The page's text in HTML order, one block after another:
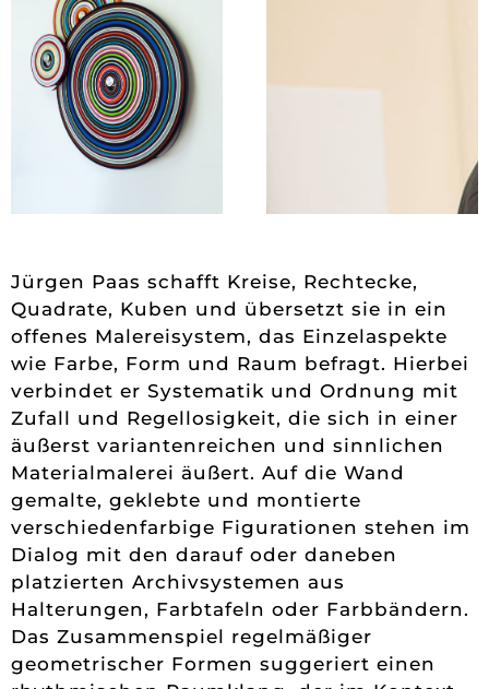
Jürgen Paas schafft Kreise, Rechtecke,
Quadrate, Kuben und übersetzt sie in ein
offenes Malereisystem, das Einzelaspekte
wie Farbe, Form und Raum befragt. Hierbei
verbindet er Systematik und Ordnung mit
Zufall und Regellosigkeit, die sich in einer
äußerst variantenreichen und sinnlichen
Materialmalerei äußert. Auf die Wand
gemalte, geklebte und montierte
verschiedenfarbige Figurationen stehen im
Dialog mit den darauf oder daneben
platzierten Archivsystemen aus
Halterungen, Farbtafeln oder Farbbändern.
Das Zusammenspiel regelmäßiger
geometrischer Formen suggeriert einen